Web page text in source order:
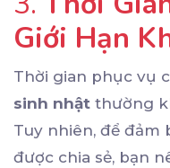
Giới Hạn
Thời gian phục vụ
sinh nhật thường
Tuy nhiên, để đảm
được chia sẻ, bạn